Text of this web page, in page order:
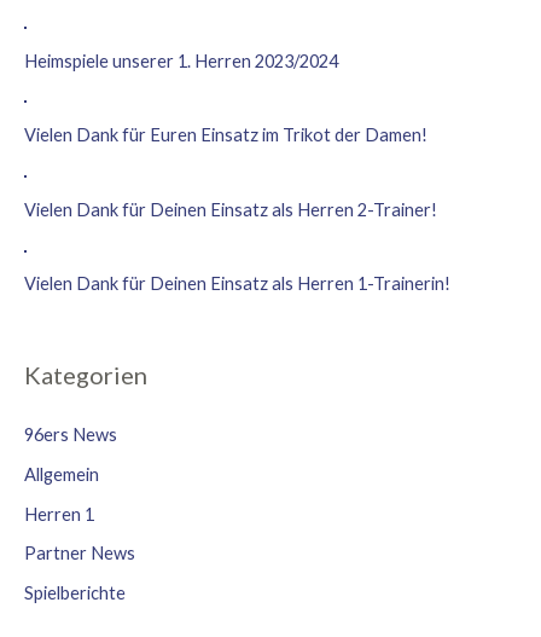
Heimspiele unserer 1. Herren 2023/2024
Vielen Dank für Euren Einsatz im Trikot der Damen!
Vielen Dank für Deinen Einsatz als Herren 2-Trainer!
Vielen Dank für Deinen Einsatz als Herren 1-Trainerin!
Kategorien
96ers News
Allgemein
Herren 1
Partner News
Spielberichte